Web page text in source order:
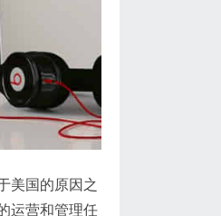
美国的原因之
运营和管理任